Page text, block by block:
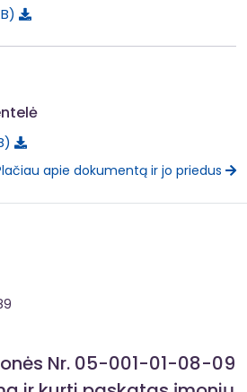
apie dokumentą ir jo priedus
Nr. 05-001-01-08-09